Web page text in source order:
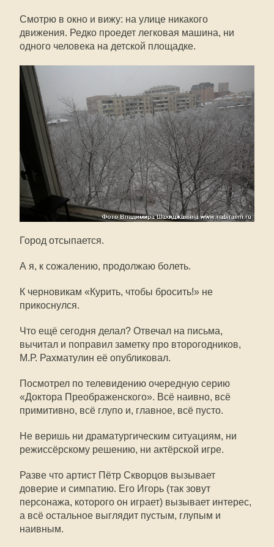
Смотрю в окно и вижу: на улице никакого
движения. Редко проедет легковая машина, ни
одного человека на детской площадке.
Город отсыпается.
А я, к сожалению, продолжаю болеть.
К черновикам «Курить, чтобы бросить!» не
прикоснулся.
Что ещё сегодня делал? Отвечал на письма,
вычитал и поправил заметку про второгодников,
М.Р. Рахматулин её опубликовал.
Посмотрел по телевидению очередную серию
«Доктора Преображенского». Всё наивно, всё
примитивно, всё глупо и, главное, всё пусто.
Не веришь ни драматургическим ситуациям, ни
режиссёрскому решению, ни актёрской игре.
Разве что артист Пётр Скворцов вызывает
доверие и симпатию. Его Игорь (так зовут
персонажа, которого он играет) вызывает интерес,
а всё остальное выглядит пустым, глупым и
наивным.